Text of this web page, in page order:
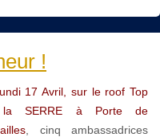
!
17 Avril, sur le roof Top
SERRE à Porte de
, cinq ambassadrices